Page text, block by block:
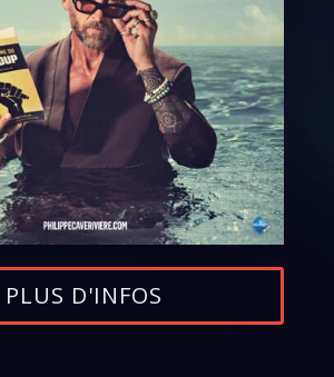
PLUS D'INFOS